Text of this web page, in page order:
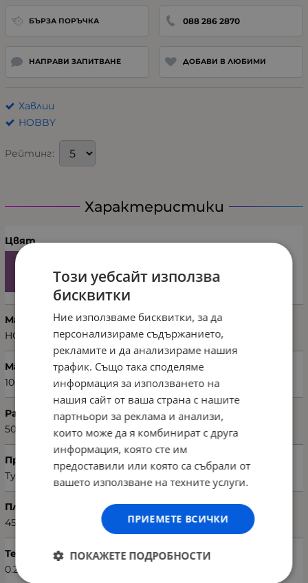
БЪРЗА ПОРЪЧКА 088 286 2870
НАПРАВИ ЗАПИТВАНЕ ДОБАВИ В ЛЮБИМИ
Хавлии
HOBBY
Рейтинг:
Характеристики
Цвят
Марка
HOBBY
Материал
100% микропамук (microcotton)
Размери хавлия (Ш х Д)
50 х 90 см
Произход
Турция
Плътност на материята
450 г/м²
Тегло (кг.)
0.22
Този уебсайт използва
бисквитки
Ние използваме бисквитки, за да
персонализираме съдържанието,
рекламите и да анализираме нашия
трафик. Също така споделяме
информация за използването на
нашия сайт от ваша страна с нашите
партньори за реклама и анализи,
които може да я комбинират с друга
информация, която сте им
предоставили или която са събрали от
вашето използване на техните услуги.
ПРИЕМЕТЕ ВСИЧКИ
ПОКАЖЕТЕ ПОДРОБНОСТИ